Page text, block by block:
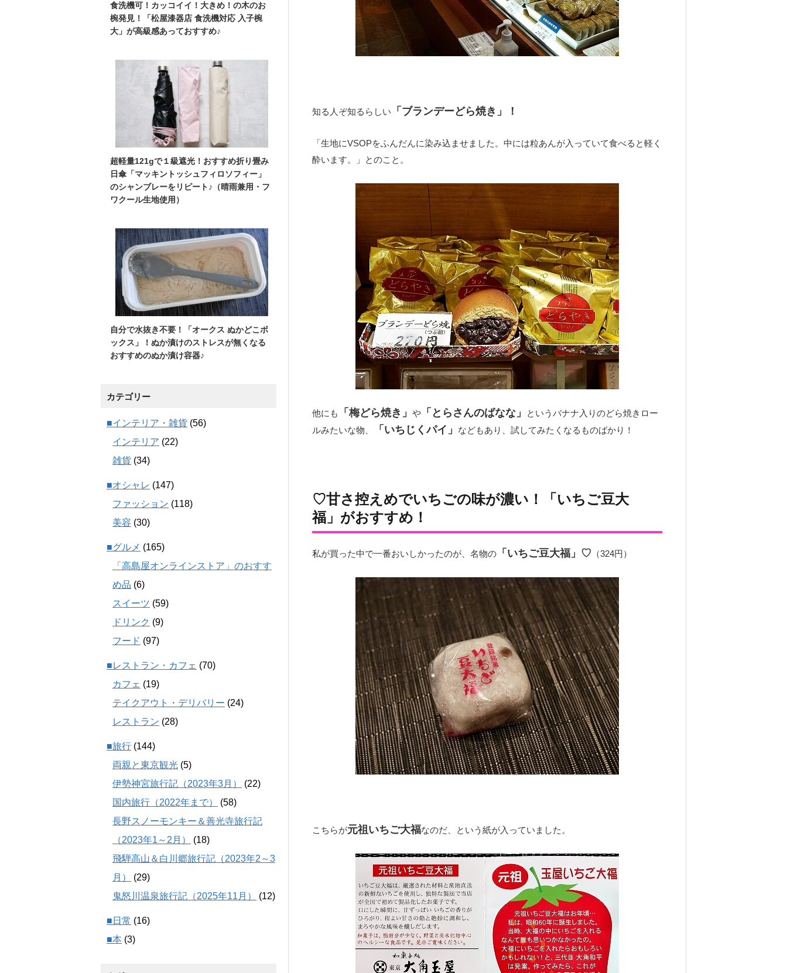
知る人ぞ知るらしい 「ブランデーどら焼き」！
「生地にVSOPをふんだんに染み込ませました。中には粒あんが入っていて食べると軽く
酔います。」とのこと。
他にも 「梅どら焼き」 や 「とらさんのばなな」
というバナナ入りのどら焼きロー
ルみたいな物、
「いちじくパイ」 などもあり、試してみたくなるものばかり！
♡甘さ控えめでいちごの味が濃い！「いちご豆大
福」がおすすめ！
私が買った中で一番おいしかったのが、名物の 「いちご豆大福」♡ （324円）
こちらが元祖いちご大福なのだ、という紙が入っていました。
食洗機可！カッコイイ！大きめ！の木のお
椀発見！「松屋漆器店 食洗機対応 入子椀
大」が高級感あっておすすめ♪
超軽量121gで１級遮光！おすすめ折り畳み
日傘「マッキントッシュフィロソフィー」
のシャンブレーをリピート♪（晴雨兼用・フ
ワクール生地使用）
自分で水抜き不要！「オークス ぬかどこボ
ックス」！ぬか漬けのストレスが無くなる
おすすめのぬか漬け容器♪
カテゴリー
■インテリア・雑貨 (56)
インテリア (22)
雑貨 (34)
■オシャレ (147)
ファッション (118)
美容 (30)
■グルメ (165)
「高島屋オンラインストア」のおすす
め品 (6)
スイーツ (59)
ドリンク (9)
フード (97)
■レストラン・カフェ (70)
カフェ (19)
テイクアウト・デリバリー (24)
レストラン (28)
■旅行 (144)
両親と東京観光 (5)
伊勢神宮旅行記（2023年3月）
(22)
国内旅行（2022年まで）
(58)
長野スノーモンキー＆善光寺旅行記
（2023年1～2月）
(18)
飛騨高山＆白川郷旅行記（2023年2～3
月）
(29)
鬼怒川温泉旅行記（2025年11月）
(12)
■日常 (16)
■本 (3)